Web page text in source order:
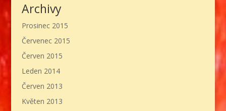
Archivy
Prosinec 2015
Červenec 2015
Červen 2015
Leden 2014
Červen 2013
Květen 2013